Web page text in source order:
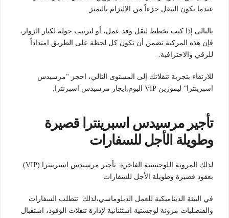
عندما يكون التنقل جزءاً من الالتزام بالتميز.
بالتالى إذا كنت تخطط لنقل وفد عمل، أو لترتيب جولة لكبار الزوار،
فإن هذه المركبة تضمن أن تكون كل لحظة على الطريق امتداداً
للرقي والاحترافية.
للارتقاء بتجربة تنقلاتك إلى المستوى التالي، احجز “مرسيدس
اسبرينترا” ليموزين VIP اليوم,ايجار مرسيدس اسبرنترا.
تأجير مرسيدس اسبرينترا قصيرة
وطويلة الأجل للسفارات
لذلك المرونة اللوجستية الفاخرة: تأجير مرسيدس اسبرينترا (VIP)
بعقود قصيرة وطويلة الأجل للسفارات
في البيئة الديناميكية للعمل الدبلوماسي،لذلك تتطلب السفارات
والقنصليات مرونة لوجستية استثنائية لإدارة تنقلات الوفود، استقبال